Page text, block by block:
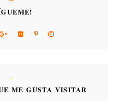
ME GUSTA VISITAR